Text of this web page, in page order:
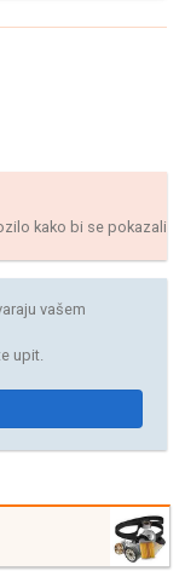
kako bi se pokazali
vašem
upit.